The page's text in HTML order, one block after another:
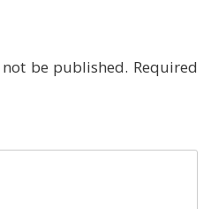
be published. Required